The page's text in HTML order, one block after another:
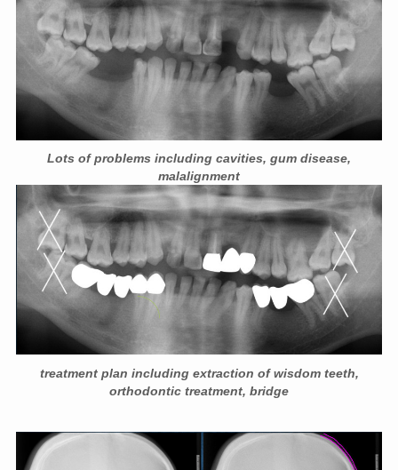
Lots of problems including cavities, gum disease,
malalignment
treatment plan including extraction of wisdom teeth,
orthodontic treatment, bridge